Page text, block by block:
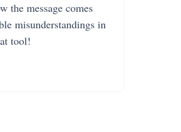
the message comes
misunderstandings in
tool!